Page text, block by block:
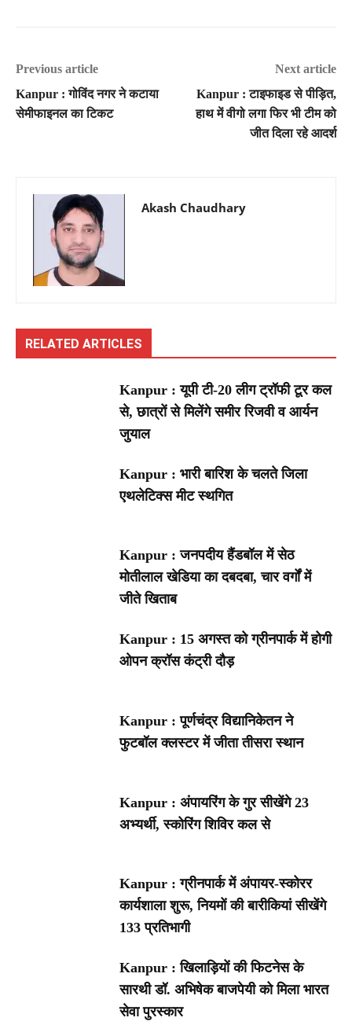
Previous article
Kanpur : गोविंद नगर ने कटाया
सेमीफाइनल का टिकट
Next article
Kanpur : टाइफाइड से पीड़ित,
हाथ में वीगो लगा फिर भी टीम को
जीत दिला रहे आदर्श
Akash Chaudhary
RELATED ARTICLES
Kanpur : यूपी टी-20 लीग ट्रॉफी टूर कल
से, छात्रों से मिलेंगे समीर रिजवी व आर्यन
जुयाल
Kanpur : भारी बारिश के चलते जिला
एथलेटिक्स मीट स्थगित
Kanpur : जनपदीय हैंडबॉल में सेठ
मोतीलाल खेडिया का दबदबा, चार वर्गों में
जीते खिताब
Kanpur : 15 अगस्त को ग्रीनपार्क में होगी
ओपन क्रॉस कंट्री दौड़
Kanpur : पूर्णचंद्र विद्यानिकेतन ने
फुटबॉल क्लस्टर में जीता तीसरा स्थान
Kanpur : अंपायरिंग के गुर सीखेंगे 23
अभ्यर्थी, स्कोरिंग शिविर कल से
Kanpur : ग्रीनपार्क में अंपायर-स्कोरर
कार्यशाला शुरू, नियमों की बारीकियां सीखेंगे
133 प्रतिभागी
Kanpur : खिलाड़ियों की फिटनेस के
सारथी डॉ. अभिषेक बाजपेयी को मिला भारत
सेवा पुरस्कार